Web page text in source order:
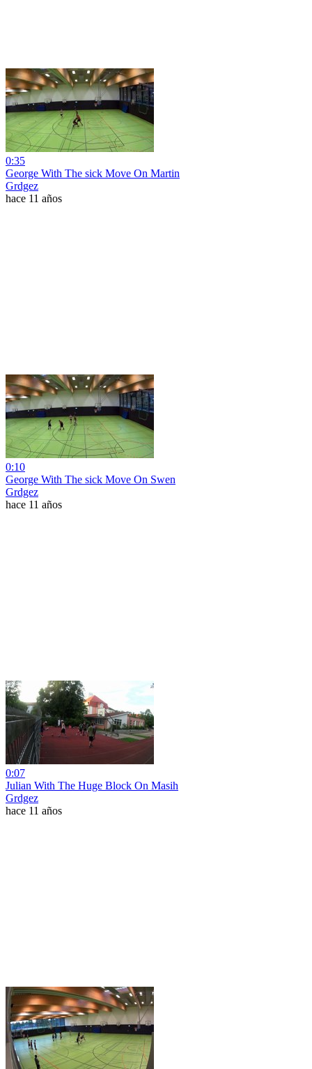
0:35
George With The sick Move On Martin
Grdgez
hace 11 años
0:10
George With The sick Move On Swen
Grdgez
hace 11 años
0:07
Julian With The Huge Block On Masih
Grdgez
hace 11 años